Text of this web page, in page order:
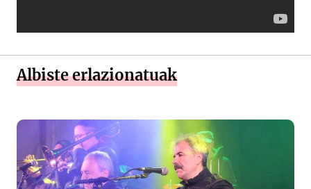
Albiste erlazionatuak